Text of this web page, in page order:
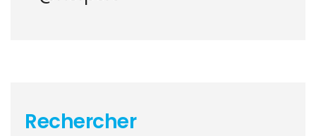
Rechercher